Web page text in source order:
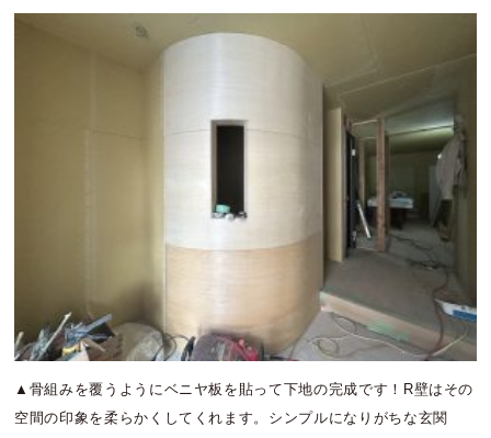
▲骨組みを覆うようにベニヤ板を貼って下地の完成です！R壁はその
空間の印象を柔らかくしてくれます。シンプルになりがちな玄関